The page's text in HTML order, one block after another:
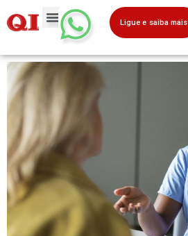
Ligue e saiba mais